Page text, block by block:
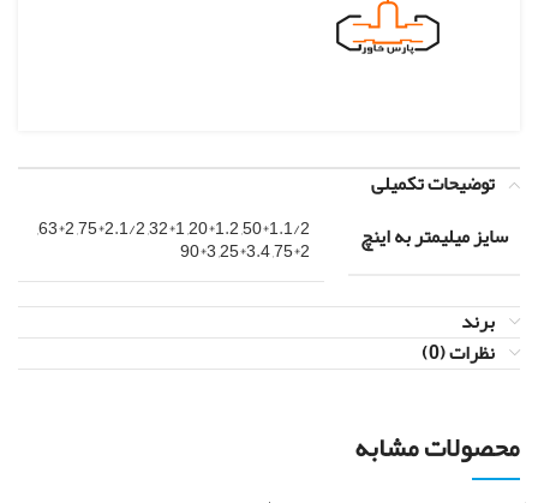
توضیحات تکمیلی
سایز میلیمتر به اینچ
1.1/2*50
,
1.2*20
,
1*32
,
2.1/2*75
,
2*63
,
2*75
,
3.4*25
,
3*90
برند
نظرات (0)
محصولات مشابه